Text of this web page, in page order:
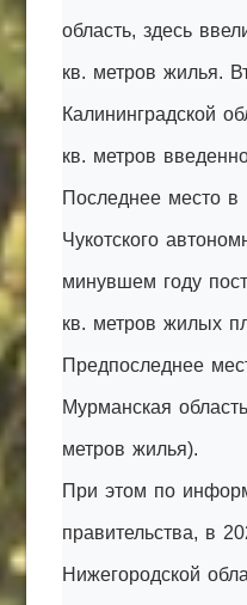
область, здесь
кв. метров жилья.
Калининградской
кв. метров
Последнее место в
Чукотского
минувшем году
кв. метров жилых
Предпоследнее
Мурманская
метров жилья).
При этом по
правительства, в
Нижегородской